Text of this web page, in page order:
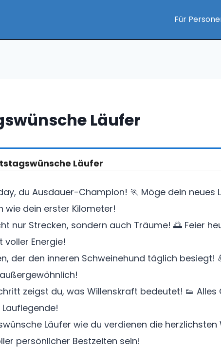
Für
Läufer
Läufer
du Ausdauer-Champion! 🏃 Möge dein neues
wie dein erster Kilometer!
nur Strecken, sondern auch Träume! 🌅 Feier
voller Energie!
der den inneren Schweinehund täglich besiegt!
zeigst du, was Willenskraft bedeutet! 👟 Alles
Läufer wie du verdienen die herzlichsten
persönlicher Bestzeiten sein!